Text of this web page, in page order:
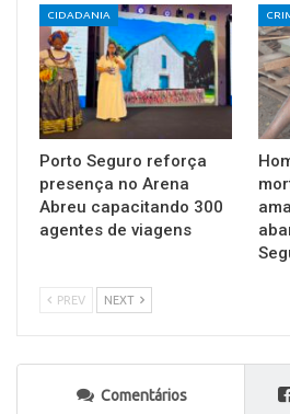
CIDADANIA
Porto Seguro reforça
presença no Arena
Abreu capacitando 300
agentes de viagens
PREV NEXT
Comentários